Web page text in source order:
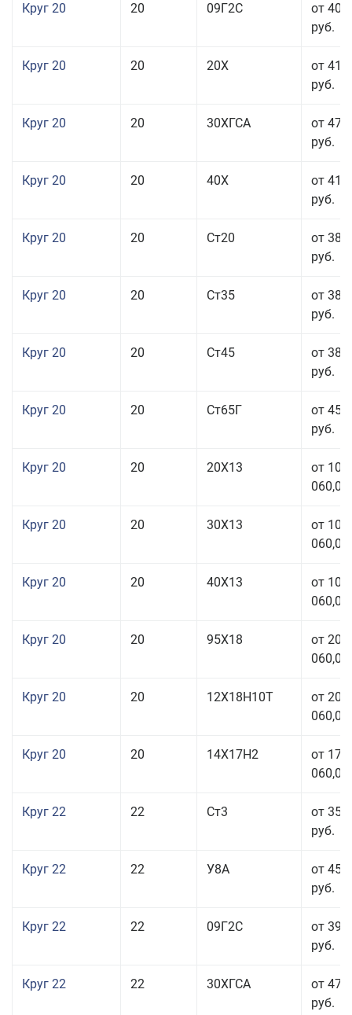
Круг 20 20 09Г2С
от 40
руб.
Круг 20 20 20Х
от 41
руб.
Круг 20 20 30ХГСА
от 47
руб.
Круг 20 20 40Х
от 41
руб.
Круг 20 20 Ст20
от 38
руб.
Круг 20 20 Ст35
от 38
руб.
Круг 20 20 Ст45
от 38
руб.
Круг 20 20 Ст65Г
от 45
руб.
Круг 20 20 20Х13
от 103
060,00
Круг 20 20 30Х13
от 103
060,00
Круг 20 20 40Х13
от 103
060,00
Круг 20 20 95Х18
от 208
060,00
Круг 20 20 12Х18Н10Т
от 209
060,00
Круг 20 20 14Х17Н2
от 175
060,00
Круг 22 22 Ст3
от 35
руб.
Круг 22 22 У8А
от 45
руб.
Круг 22 22 09Г2С
от 39
руб.
Круг 22 22 30ХГСА
от 47
руб.